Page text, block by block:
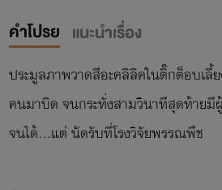
คำโปรย แนะนำเรื่อง
ประมูลภาพวาดสีอะคลิลิคในติ๊กต็อบเ
คนมาบิด จนกระทั่งสามวินาทีสุดท้ายมี
จนได้...แต่ นัดรับที่โรงวิจัยพรรณพืช